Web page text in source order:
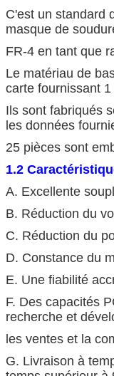
C'est un standard
masque de
FR-4 en tant que
Le matériau de
carte fournissant
Ils sont fabriqués
les données
25 pièces sont
1.2
A. Excellente
B. Réduction du
C. Réduction du
D. Constance du
E. Une fiabilité
F. Des capacités
recherche et
les ventes et la
G. Livraison à